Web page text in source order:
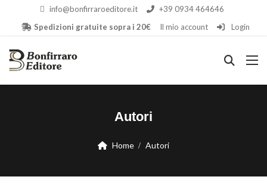
info@bonfirraroeditore.it
+39 0934 464646
Spedizioni gratuite sopra i 20€
Il mio account Login
Autori
Home Autori